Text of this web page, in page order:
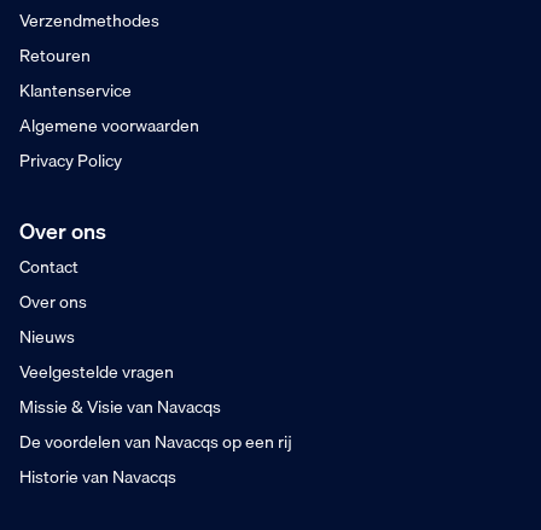
Verzendmethodes
Retouren
Klantenservice
Algemene voorwaarden
Privacy Policy
Over ons
Contact
Over ons
Nieuws
Veelgestelde vragen
Missie & Visie van Navacqs
De voordelen van Navacqs op een rij
Historie van Navacqs